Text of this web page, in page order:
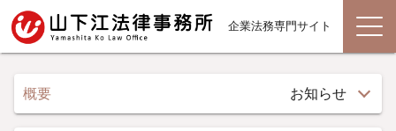
企業法務専門サイト
概要 お知らせ